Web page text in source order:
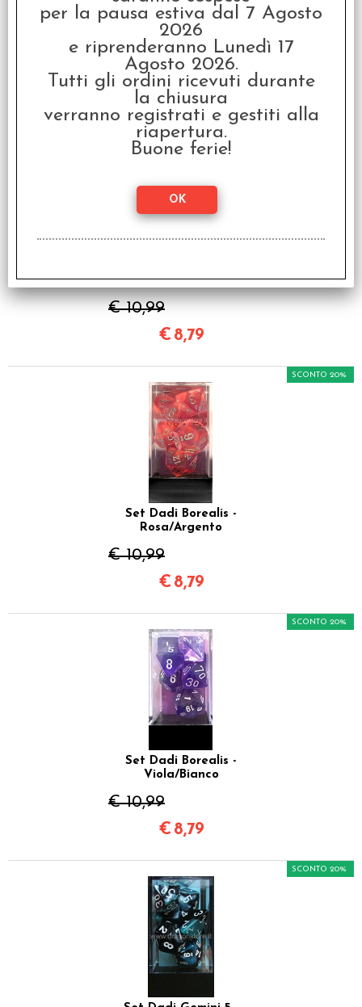
Set Dadi Borealis - Blu
Cielo/Bianco
€ 10,99
€ 8,79
Fumo Chiaro/Argento
€ 10,99
€ 8,79
Set Dadi Borealis -
Rosa/Argento
€ 10,99
SCONTO 20%
€ 8,79
Set Dadi Borealis -
Viola/Bianco
€ 10,99
SCONTO 20%
€ 8,79
SCONTO 20%
per la pausa estiva dal 7 Agosto
2026
e riprenderanno Lunedì 17
Agosto 2026.
Tutti gli ordini ricevuti durante
la chiusura
verranno registrati e gestiti alla
riapertura.
Buone ferie!